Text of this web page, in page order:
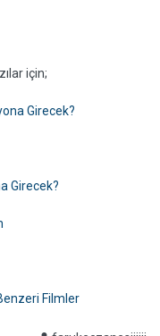
için;
Girecek?
Girecek?
Filmler